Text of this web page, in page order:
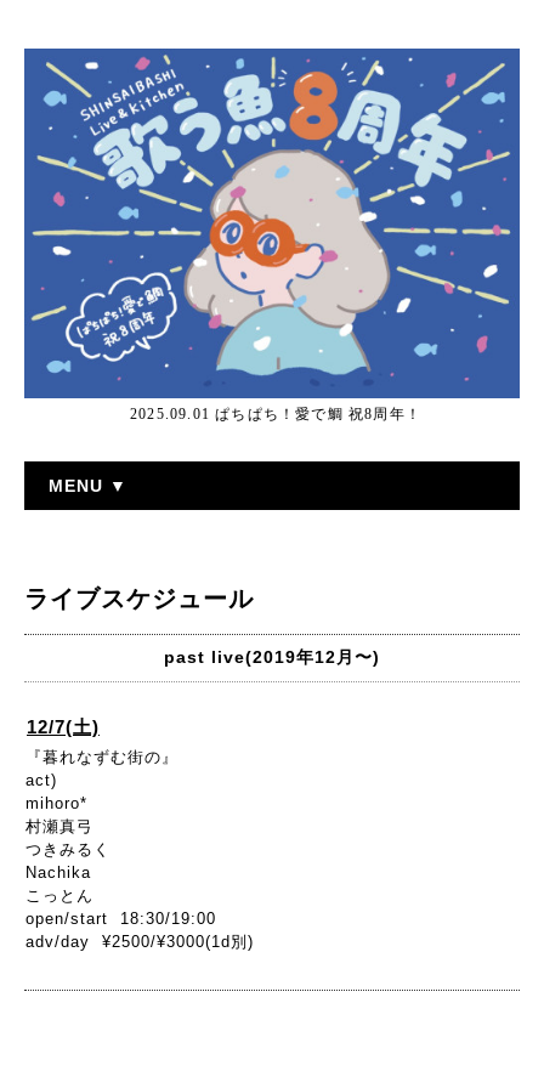
2025.09.01 ぱちぱち！愛で鯛 祝8周年！
MENU ▼
ライブスケジュール
past live(2019年12月〜)
12/7(土)
『暮れなずむ街の』
act)
mihoro*
村瀬真弓
つきみるく
Nachika
こっとん
open/start 18:30/19:00
adv/day ¥2500/¥3000(1d別)